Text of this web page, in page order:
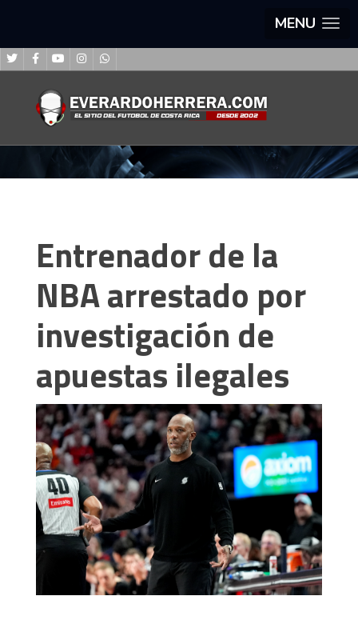
MENU
Entrenador de la
NBA arrestado por
investigación de
apuestas ilegales